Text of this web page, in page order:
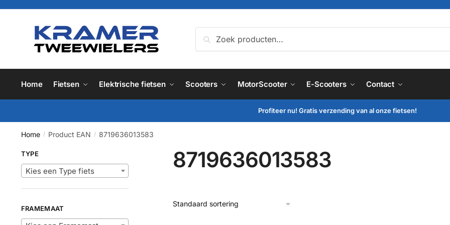
naar:
Zoeken
Home Fietsen Elektrische fietsen Scooters MotorScooter E-Scooters Contact
Profiteer nu! Gratis verzending van al onze fietsen!
Home / Product EAN / 8719636013583
8719636013583
TYPE
Kies een Type fiets
FRAMEMAAT